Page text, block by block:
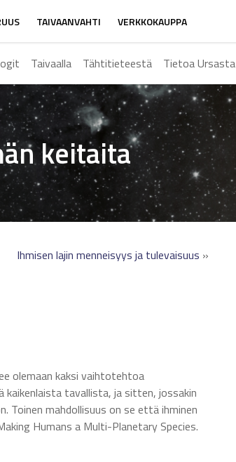
TAIVAANVAHTI VERKKOKAUPPA
Taivaalla Tähtitieteestä Tietoa Ursasta
keitaita
Ihmisen lajin menneisyys ja tulevaisuus »
olemaan kaksi vaihtotehtoa
kaikenlaista tavallista, ja sitten, jossakin
Toinen mahdollisuus on se että ihminen
Humans a Multi-Planetary Species.